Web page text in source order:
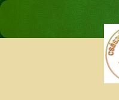
Kilépés
tartalomba